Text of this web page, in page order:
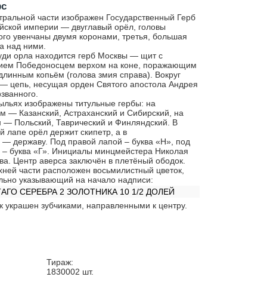
части изображен Государственный Герб
империи — двуглавый орёл, головы
увенчаны двумя коронами, третья, большая
над ними.
орла находится герб Москвы — щит с
Победоносцем верхом на коне, поражающим
копьём (голова змия справа). Вокруг
цепь, несущая орден Святого апостола Андрея
изображены титульные гербы: на
— Казанский, Астраханский и Сибирский, на
— Польский, Таврический и Финляндский. В
лапе орёл держит скипетр, а в
— державу. Под правой лапой – буква «Н», под
– буква «Г». Инициалы минцмейстера Николая
Центр аверса заключён в плетёный ободок.
части расположен восьмилистный цветок,
указывающий на начало надписи:
СЕРЕБРА 2 ЗОЛОТНИКА 10 1/2 ДОЛЕЙ
украшен зубчиками, направленными к центру.
Тираж:
1830002 шт.